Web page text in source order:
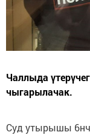
Чаллыда
чыгарылачак.
Суд утырышы